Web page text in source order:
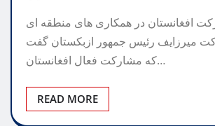
افغانستان در همکاری های منطقه ای
میرزایف رئیس جمهور ازبکستان گفت
که مشارکت فعال افغانستان…
READ MORE